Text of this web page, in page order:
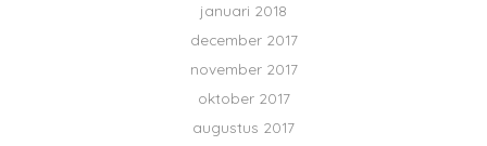
januari 2018
december 2017
november 2017
oktober 2017
augustus 2017